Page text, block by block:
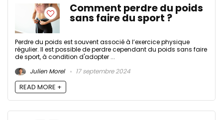
Comment perdre du poids
sans faire du sport ?
Perdre du poids est souvent associé à l’exercice physique
régulier. Il est possible de perdre cependant du poids sans faire
de sport, à condition d'adopter ...
Julien Morel
17 septembre 2024
READ MORE +